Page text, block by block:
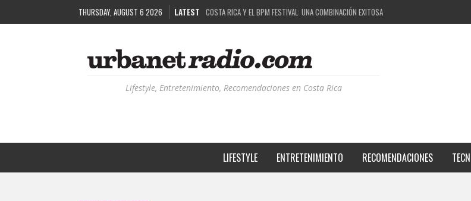
THURSDAY, AUGUST 6 2026 LATEST COSTA RICA Y EL BPM FESTIVAL: UNA COMBINACIÓN EXITOSA
RUTAS NATURBANAS: EL PROYECTO QUE ESTÁ TRANSFORMANDO LA CALIDAD DE VIDA
RECORDANDO LA EXPERIENCIA BPM: UN REVIEW DE LA PRIMERA EDICIÓN QUE TRAJO EL
Lifestyle, Entretenimiento, Recomendaciones en Costa Rica
LIFESTYLE ENTRETENIMIENTO RECOMENDACIONES